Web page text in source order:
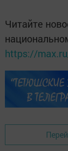
Читайте
https://